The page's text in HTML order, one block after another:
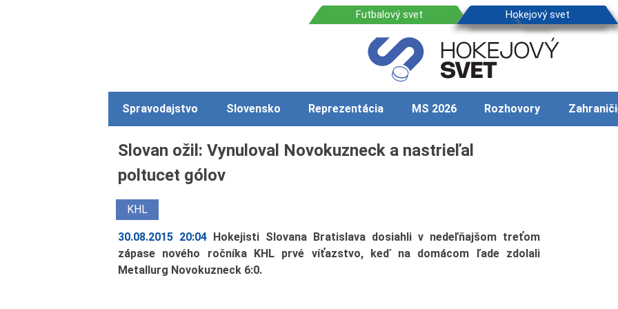
Spravodajstvo Slovensko Reprezentácia MS 2026 Rozhovory
Slovan ožil: Vynuloval Novokuzneck a nastrieľal
poltucet gólov
KHL
30.08.2015 20:04 Hokejisti Slovana Bratislava dosiahli v nedeľňajšom treťom
zápase nového ročníka KHL prvé víťazstvo, keď na domácom ľade zdolali
Metallurg Novokuzneck 6:0.